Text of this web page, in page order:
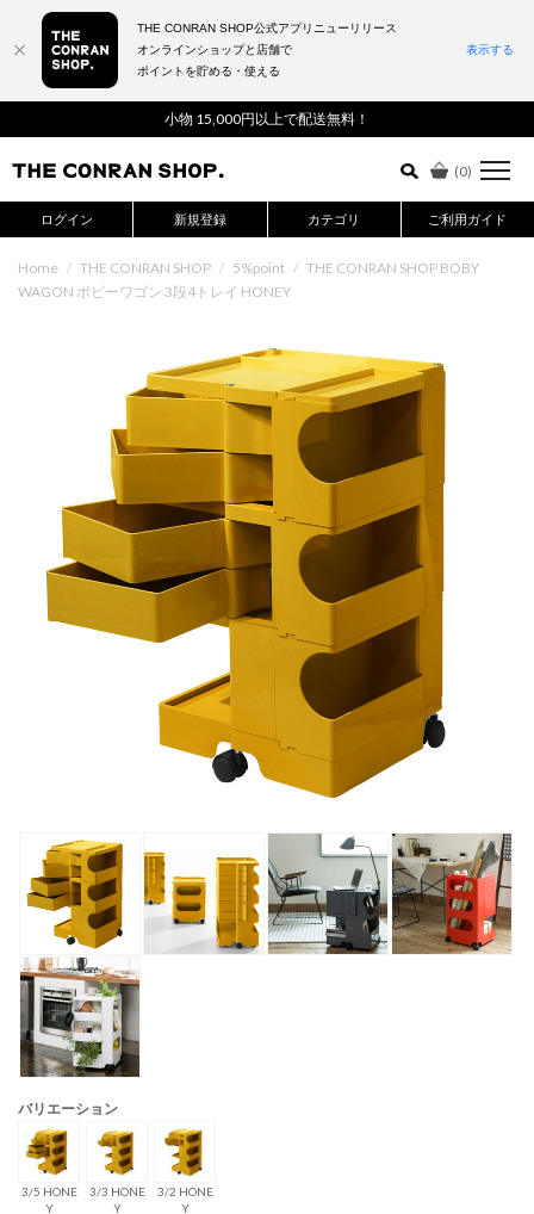
小物 15,000円以上で配送無料！
(0)
ログイン 新規登録 カテゴリ ご利用ガイド
詳細検索はこちら
Home / THE CONRAN SHOP / 5%point / THE CONRAN SHOP BOBY
WAGON ボビーワゴン 3段4トレイ HONEY
バリエーション
3/5 HONE
Y
3/3 HONE
Y
3/2 HONE
Y
THE CONRAN SHOP公式アプリニューリリース
オンラインショップと店舗で
ポイントを貯める・使える
表示する